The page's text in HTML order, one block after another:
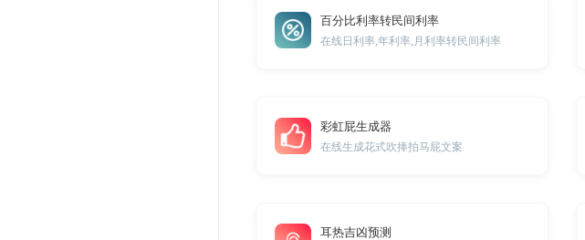
百分比利率转民间利率
在线日利率,年利率,月利率转民间利率
彩虹屁生成器
在线生成花式吹捧拍马屁文案
耳热吉凶预测